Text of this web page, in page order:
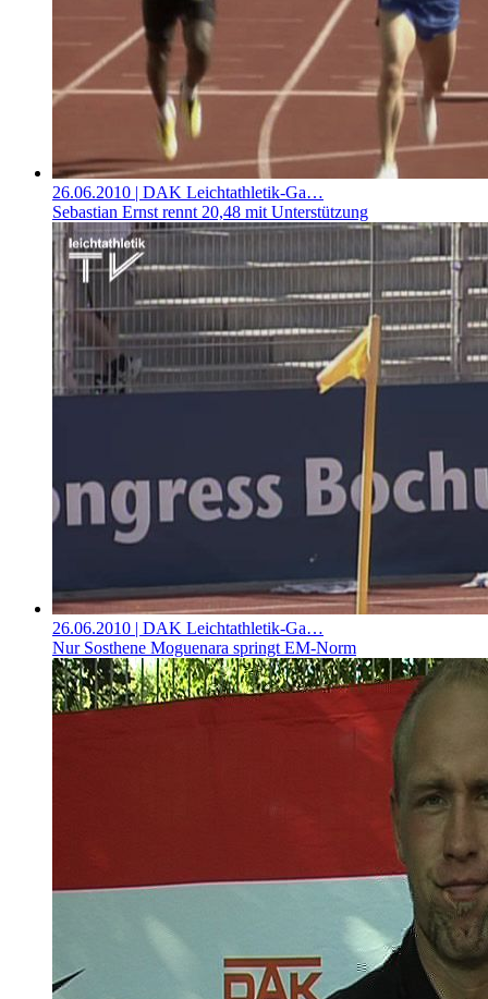
26.06.2010 | DAK Leichtathletik-Ga…
Sebastian Ernst rennt 20,48 mit Unterstützung
26.06.2010 | DAK Leichtathletik-Ga…
Nur Sosthene Moguenara springt EM-Norm